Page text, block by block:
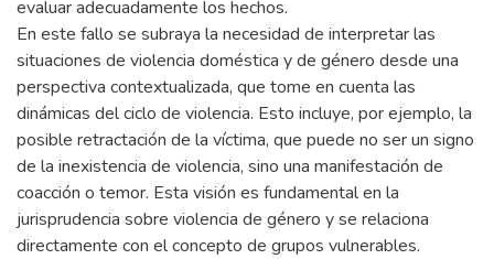
evaluar adecuadamente los hechos.
En este fallo se subraya la necesidad de interpretar las
situaciones de violencia doméstica y de género desde una
perspectiva contextualizada, que tome en cuenta las
dinámicas del ciclo de violencia. Esto incluye, por ejemplo, la
posible retractación de la víctima, que puede no ser un signo
de la inexistencia de violencia, sino una manifestación de
coacción o temor. Esta visión es fundamental en la
jurisprudencia sobre violencia de género y se relaciona
directamente con el concepto de grupos vulnerables.